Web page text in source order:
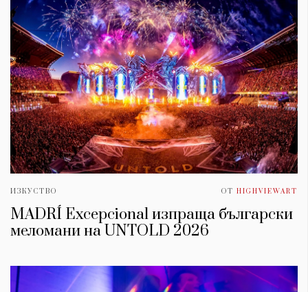
ИЗКУСТВО ОТ HIGHVIEWART
MADRÍ Excepcional изпраща български
меломани на UNTOLD 2026